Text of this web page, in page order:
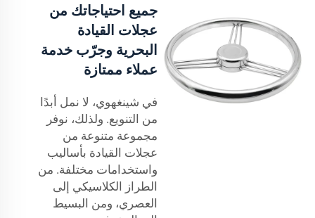
جميع احتياجاتك من
عجلات القيادة
البحرية وجرّب خدمة
عملاء ممتازة
في شينغهوي، لا نمل أبدًا
من التنويع. ولذلك، نوفر
مجموعة متنوعة من
عجلات القيادة بأساليب
واستخدامات مختلفة. من
الطراز الكلاسيكي إلى
العصري، ومن البسيط